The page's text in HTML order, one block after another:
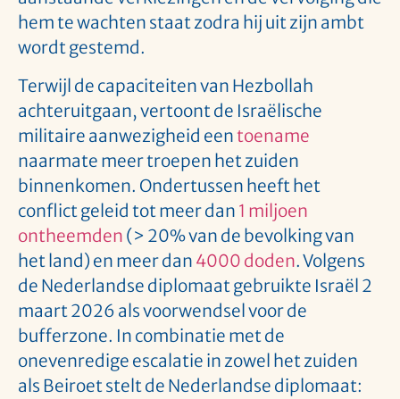
hem te wachten staat zodra hij uit zijn ambt
wordt gestemd.
Terwijl de capaciteiten van Hezbollah
achteruitgaan, vertoont de Israëlische
militaire aanwezigheid eentoename
naarmate meer troepen het zuiden
binnenkomen. Ondertussen heeft het
conflict geleid tot meer dan 1 miljoen
ontheemden (> 20% van de bevolking van
het land) en meer dan 4000 doden. Volgens
de Nederlandse diplomaat gebruikte Israël 2
maart 2026 als voorwendsel voor de
bufferzone. In combinatie met de
onevenredige escalatie in zowel het zuiden
als Beiroet stelt de Nederlandse diplomaat: